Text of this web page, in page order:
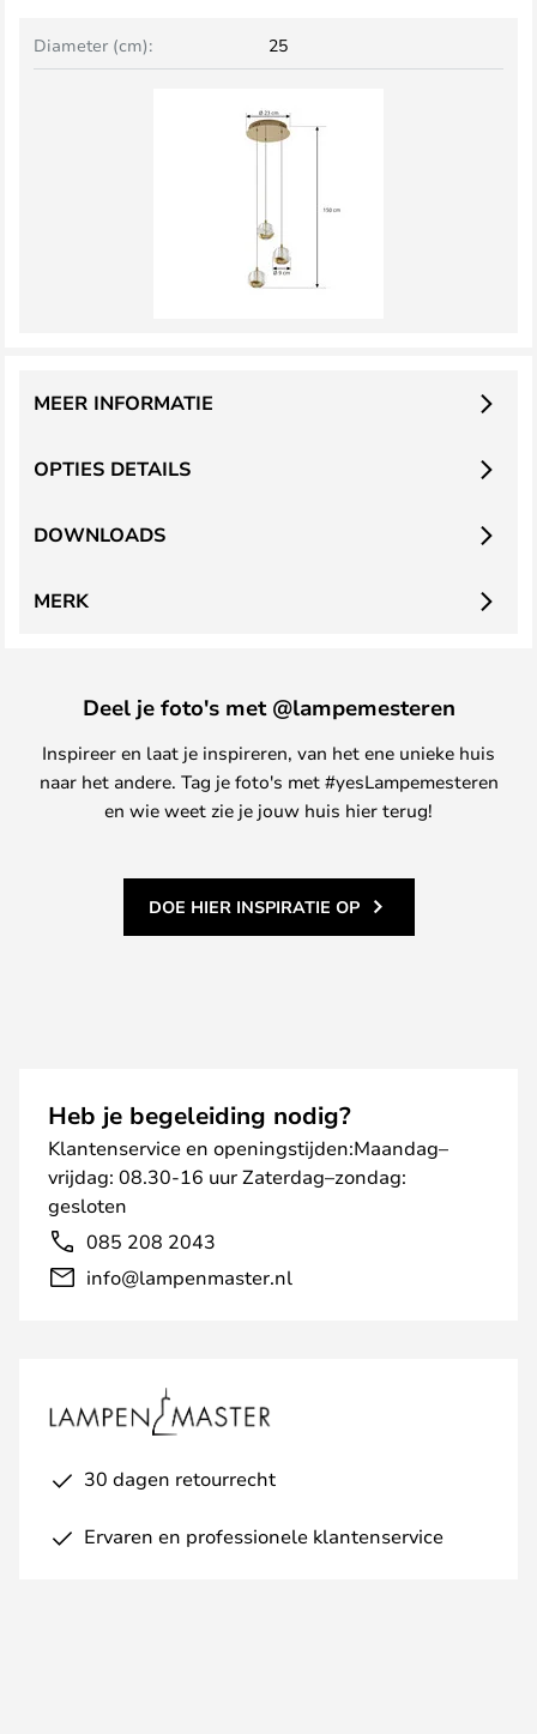
Diameter (cm): 25
OPTIES DETAILS
MEER INFORMATIE
DOWNLOADS
MERK
Deel je foto's met @lampemesteren
Inspireer en laat je inspireren, van het ene unieke huis
naar het andere. Tag je foto's met #yesLampemesteren
en wie weet zie je jouw huis hier terug!
DOE HIER INSPIRATIE OP
Heb je begeleiding nodig?
Klantenservice en openingstijden:Maandag–
vrijdag: 08.30-16 uur Zaterdag–zondag:
gesloten
085 208 2043
info@lampenmaster.nl
30 dagen retourrecht
Ervaren en professionele klantenservice